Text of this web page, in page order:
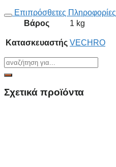
Επιπρόσθετες Πληροφορίες
Βάρος
1 kg
Κατασκευαστής VECHRO
Σχετικά προϊόντα